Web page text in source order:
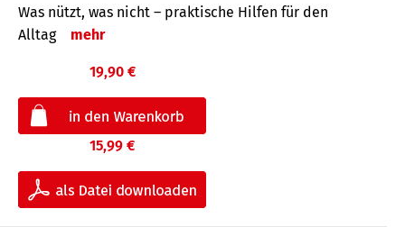
Was nützt, was nicht – praktische Hilfen für den
Alltag
mehr
19,90 €
15,99 €